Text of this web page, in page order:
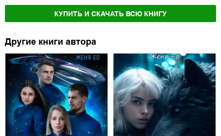
КУПИТЬ И СКАЧАТЬ ВСЮ КНИГУ
Другие книги автора